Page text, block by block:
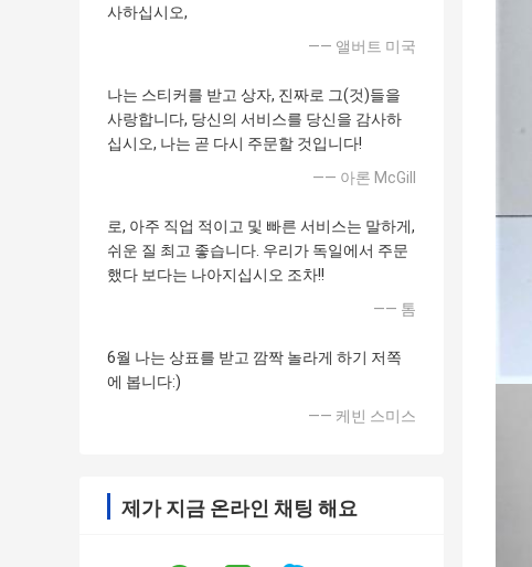
사하십시오,
—— 앨버트 미국
나는 스티커를 받고 상자, 진짜로 그(것)들을
사랑합니다, 당신의 서비스를 당신을 감사하
십시오, 나는 곧 다시 주문할 것입니다!
—— 아론 McGill
로, 아주 직업 적이고 및 빠른 서비스는 말하게,
쉬운 질 최고 좋습니다. 우리가 독일에서 주문
했다 보다는 나아지십시오 조차!!
—— 톰
6월 나는 상표를 받고 깜짝 놀라게 하기 저쪽
에 봅니다:)
—— 케빈 스미스
제가 지금 온라인 채팅 해요